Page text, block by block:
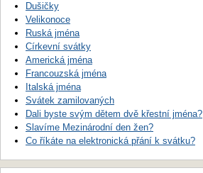
Dušičky
Velikonoce
Ruská jména
Církevní svátky
Americká jména
Francouzská jména
Italská jména
Svátek zamilovaných
Dali byste svým dětem dvě křestní jména?
Slavíme Mezinárodní den žen?
Co říkáte na elektronická přání k svátku?